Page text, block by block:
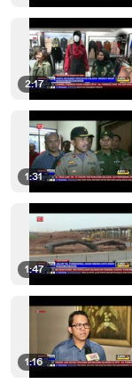
2:17
1:31
1:47
1:16